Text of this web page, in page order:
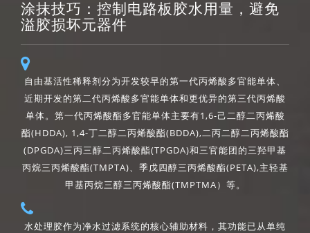
涂抹技巧：控制电路板胶水用量，避免
溢胶损坏元器件
自由基活性稀释剂分为开发较早的第一代丙烯酸多官能单体、
近期开发的第二代丙烯酸多官能单体和更优异的第三代丙烯酸
单体。第一代丙烯酸酯多官能单体主要有1,6-己二醇二丙烯酸
酯(HDDA), 1,4-丁二醇二丙烯酸酯(BDDA),二丙二醇二丙烯酸酯
(DPGDA)三丙三醇二丙烯酸酯(TPGDA)和三官能团的三羟甲基
丙烷三丙烯酸酯(TMPTA)、季戊四醇三丙烯酸酯(PETA),主轻基
甲基丙烷三醇三丙烯酸酯(TMPTMA）等。
水处理胶作为净水过滤系统的核心辅助材料，其功能已从单纯